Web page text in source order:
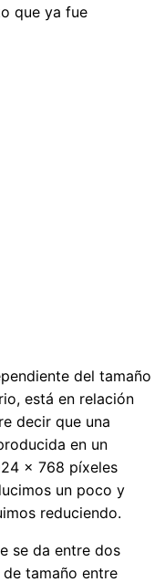
que ya fue
del tamaño
está en relación
decir que una
en un
× 768 píxeles
un poco y
reduciendo.
se da entre dos
tamaño entre